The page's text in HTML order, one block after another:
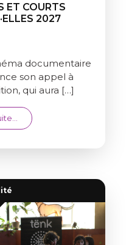
ET COURTS
2027
documentaire
son appel à
qui aura […]
from APPEL À FILMS